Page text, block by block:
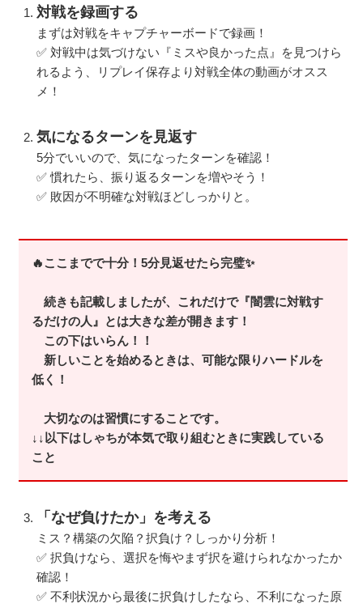
対戦を録画する
まずは対戦をキャプチャーボードで録画！
✅ 対戦中は気づけない『ミスや良かった点』を見つけら
れるよう、リプレイ保存より対戦全体の動画がオスス
メ！
気になるターンを見返す
5分でいいので、気になったターンを確認！
✅ 慣れたら、振り返るターンを増やそう！
✅ 敗因が不明確な対戦ほどしっかりと。
🔥ここまでで十分！5分見返せたら完璧✨
続きも記載しましたが、これだけで『闇雲に対戦す
るだけの人』とは大きな差が開きます！
この下はいらん！！
新しいことを始めるときは、可能な限りハードルを
低く！
大切なのは習慣にすることです。
↓↓以下はしゃちが本気で取り組むときに実践している
こと
「なぜ負けたか」を考える
ミス？構築の欠陥？択負け？しっかり分析！
✅ 択負けなら、選択を悔やまず択を避けられなかったか
確認！
✅ 不利状況から最後に択負けしたなら、不利になった原